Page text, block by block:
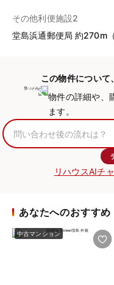
その他利便施設2
堂島浜通郵便局 約270m
この物件について
物件の詳細や、
ます。
リハウスAIチ
あなたへのおすすめ
中古マンション